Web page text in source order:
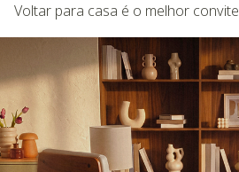
Voltar para casa é o melhor convite